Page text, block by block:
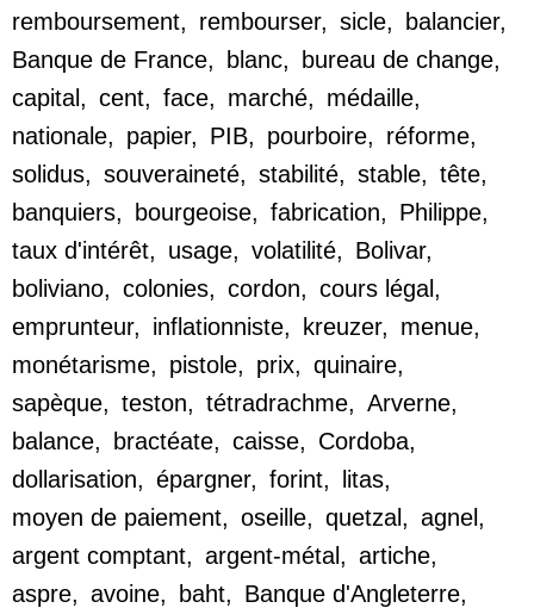
remboursement, rembourser, sicle, balancier,
Banque de France, blanc, bureau de change,
capital, cent, face, marché, médaille,
nationale, papier, PIB, pourboire, réforme,
solidus, souveraineté, stabilité, stable, tête,
banquiers, bourgeoise, fabrication, Philippe,
taux d'intérêt, usage, volatilité, Bolivar,
boliviano, colonies, cordon, cours légal,
emprunteur, inflationniste, kreuzer, menue,
monétarisme, pistole, prix, quinaire,
sapèque, teston, tétradrachme, Arverne,
balance, bractéate, caisse, Cordoba,
dollarisation, épargner, forint, litas,
moyen de paiement, oseille, quetzal, agnel,
argent comptant, argent-métal, artiche,
aspre, avoine, baht, Banque d'Angleterre,